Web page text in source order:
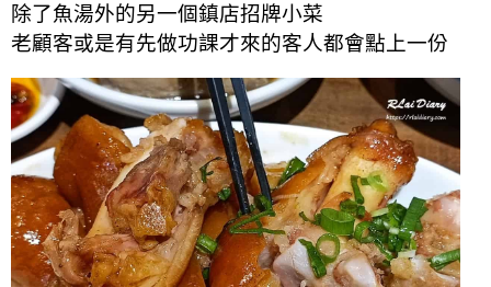
除了魚湯外的另一個鎮店招牌小菜
老顧客或是有先做功課才來的客人都會點上一份